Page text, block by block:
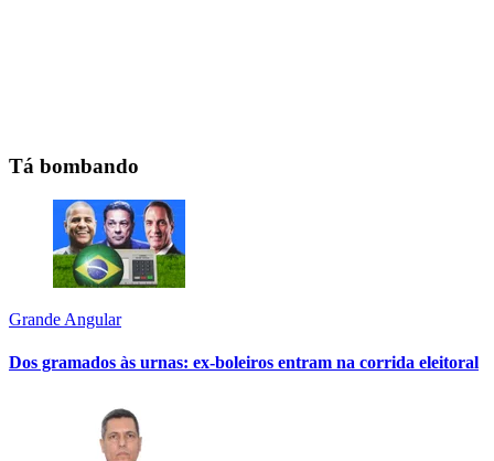
Tá bombando
Grande Angular
Dos gramados às urnas: ex-boleiros entram na corrida eleitoral